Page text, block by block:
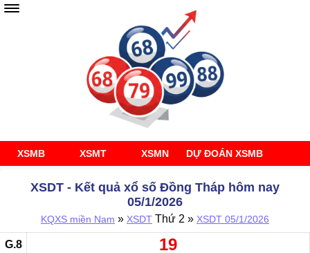
XSMB XSMT XSMN DỰ ĐOÁN XSMB
XSDT - Kết quả xổ số Đồng Tháp hôm nay
05/1/2026
KQXS miền Nam » XSDT Thứ 2 » XSDT 05/1/2026
G.8 19